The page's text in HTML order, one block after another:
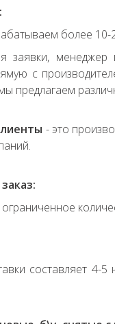
более 10-
заявки,
с
предлагаем
- это
составляет 4-